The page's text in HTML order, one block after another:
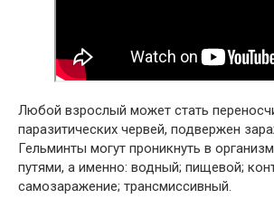
Любой взрослый может стать
паразитических червей, подвержен
Гельминты могут проникнуть в
путями, а именно: водный; пищевой;
самозаражение; трансмиссивный.